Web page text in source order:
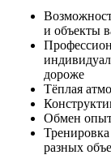
и объекты
дороже
Тёплая
Обмен
разных